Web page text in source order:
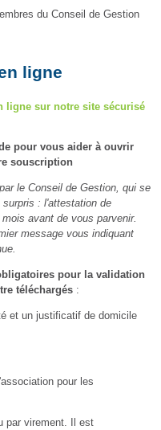
du Conseil de Gestion
ligne
ligne sur notre site sécurisé
pour vous aider à ouvrir
souscription
le Conseil de Gestion, qui se
: l'attestation de
avant de vous parvenir.
message vous indiquant
pour la validation
téléchargés:
et un justificatif de domicile
pour les
par virement. Il est